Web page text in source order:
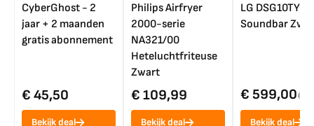
CyberGhost - 2
jaar + 2 maanden
gratis abonnement
€ 45,50
Bekijk deal
Philips Airfryer
2000-serie
NA321/00
Heteluchtfriteuse
Zwart
€ 109,99
Bekijk deal
LG DSG10TY
Soundbar
€ 599,00€
Bekijk deal